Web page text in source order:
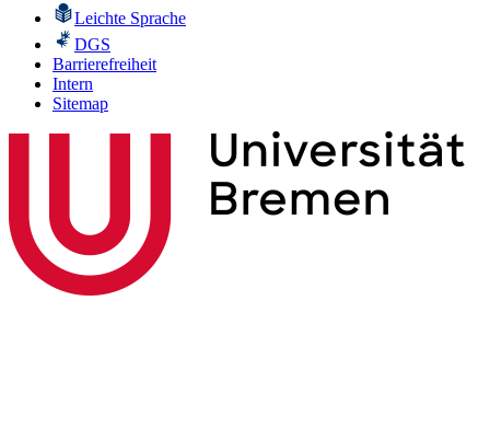
Leichte Sprache
DGS
Barrierefreiheit
Intern
Sitemap